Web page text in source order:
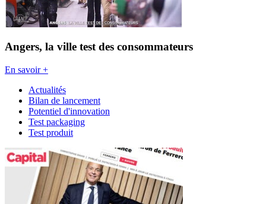
Angers, la ville test des consommateurs
En savoir +
Actualités
Bilan de lancement
Potentiel d'innovation
Test packaging
Test produit